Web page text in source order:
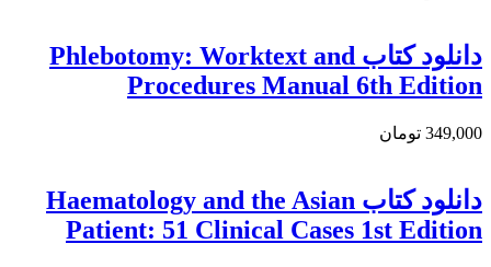
دانلود کتاب Phlebotomy: Worktext and
Procedures Manual 6th Edition
349,000 تومان
دانلود کتاب Haematology and the Asian
Patient: 51 Clinical Cases 1st Edition